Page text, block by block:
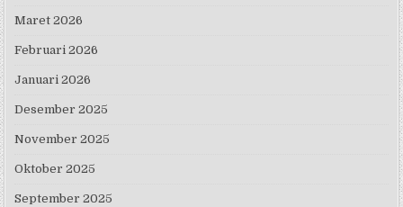
Maret 2026
Februari 2026
Januari 2026
Desember 2025
November 2025
Oktober 2025
September 2025